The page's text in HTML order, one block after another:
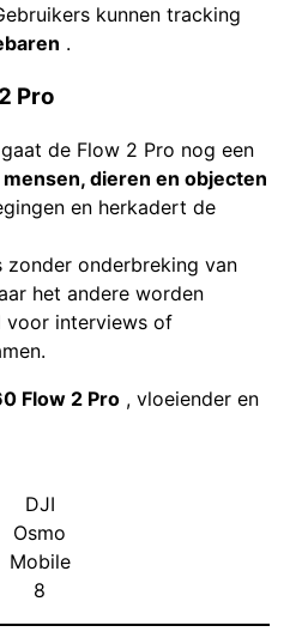
kunnen tracking
.
Pro
gaat de Flow 2 Pro nog een
mensen, dieren en objecten
en herkadert de
onderbreking van
het andere worden
voor interviews of
Flow 2 Pro , vloeiender en
DJI
Osmo
Mobile
8